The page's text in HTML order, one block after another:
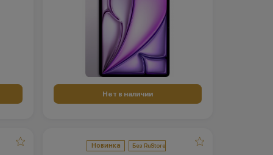
Нет в наличии
Новинка